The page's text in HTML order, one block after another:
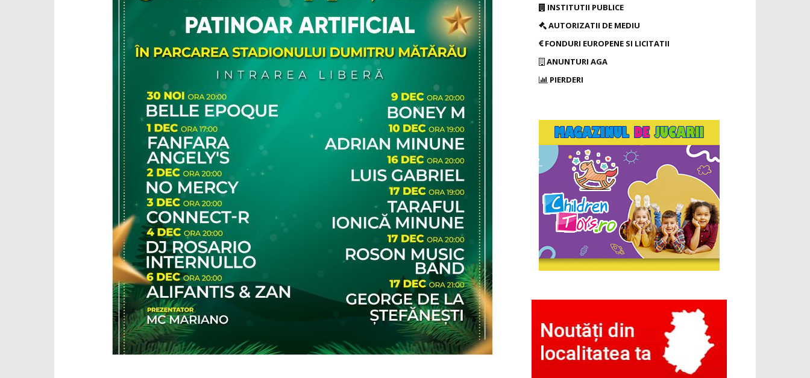
INSTITUTII PUBLICE
AUTORIZATII DE MEDIU
FONDURI EUROPENE SI LICITATII
ANUNTURI AGA
PIERDERI